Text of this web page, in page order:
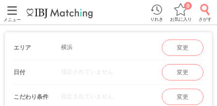
メニュー りれき お気に入り
0
さがす
エリア 横浜 変更
日付 指定されていません 変更
こだわり条件 指定されていません 変更